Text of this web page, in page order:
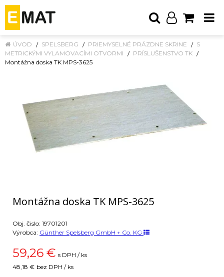
ÚVOD SPELSBERG PRIEMYSELNÉ PRÁZDNE SKRINE
S
METRICKÝMI VYLAMOVACÍMI OTVORMI
PRÍSLUŠENSTVO TK
Montážna doska TK MPS-3625
Montážna doska TK MPS-3625
Obj. čislo: 19701201
Výrobca: Günther Spelsberg GmbH + Co. KG
59,26 € s DPH / ks
48,18 € bez DPH / ks